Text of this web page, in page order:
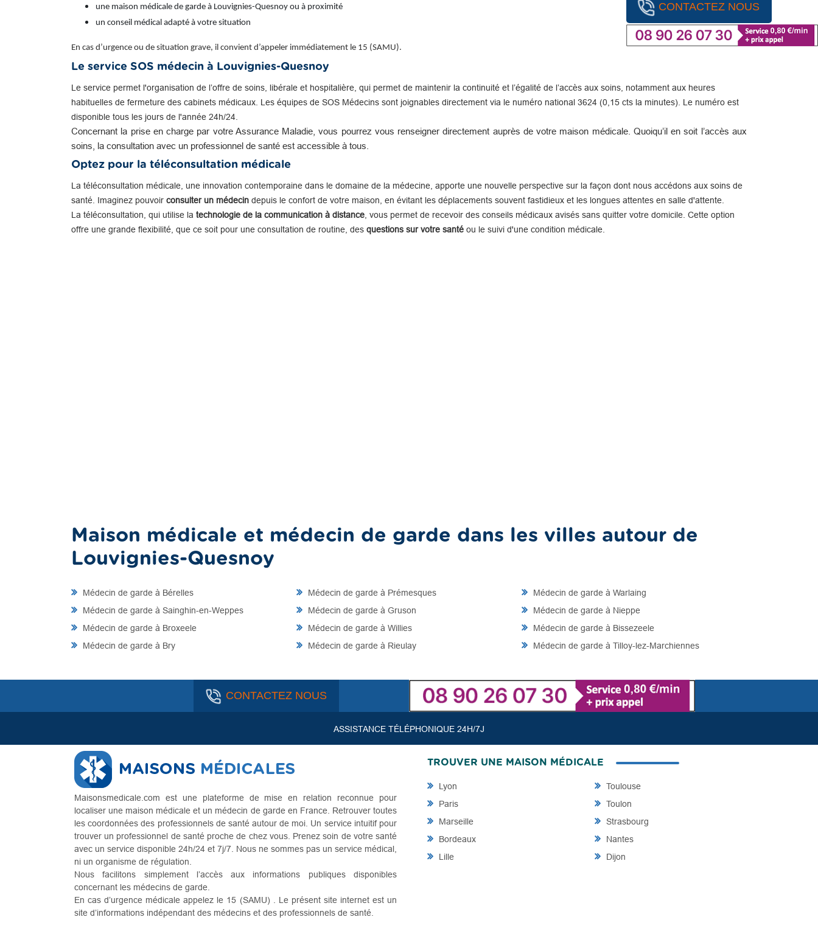
CONTACTEZ NOUS
une maison médicale de garde à Louvignies-Quesnoy ou à proximité
un conseil médical adapté à votre situation
En cas d’urgence ou de situation grave, il convient d’appeler immédiatement le 15 (SAMU).
Le service SOS médecin à Louvignies-Quesnoy
Le service permet l'organisation de l’offre de soins, libérale et hospitalière, qui permet de maintenir la continuité et l’égalité de l’accès aux soins, notamment aux heures
habituelles de fermeture des cabinets médicaux. Les équipes de SOS Médecins sont joignables directement via le numéro national 3624 (0,15 cts la minutes). Le numéro est
disponible tous les jours de l'année 24h/24.
Concernant la prise en charge par votre Assurance Maladie, vous pourrez vous renseigner directement auprès de votre maison médicale. Quoiqu’il en soit l’accès aux
soins, la consultation avec un professionnel de santé est accessible à tous.
Optez pour la téléconsultation médicale
La téléconsultation médicale, une innovation contemporaine dans le domaine de la médecine, apporte une nouvelle perspective sur la façon dont nous accédons aux soins de
santé. Imaginez pouvoir consulter un médecin depuis le confort de votre maison, en évitant les déplacements souvent fastidieux et les longues attentes en salle d'attente.
La téléconsultation, qui utilise la technologie de la communication à distance , vous permet de recevoir des conseils médicaux avisés sans quitter votre domicile. Cette option
offre une grande flexibilité, que ce soit pour une consultation de routine, des questions sur votre santé ou le suivi d'une condition médicale.
Maison médicale et médecin de garde dans les villes autour de
Louvignies-Quesnoy
Médecin de garde à Bérelles
Médecin de garde à Sainghin-en-Weppes
Médecin de garde à Broxeele
Médecin de garde à Bry
Médecin de garde à Prémesques
Médecin de garde à Gruson
Médecin de garde à Willies
Médecin de garde à Rieulay
Médecin de garde à Warlaing
Médecin de garde à Nieppe
Médecin de garde à Bissezeele
Médecin de garde à Tilloy-lez-Marchiennes
CONTACTEZ NOUS
ASSISTANCE TÉLÉPHONIQUE 24H/7J
Maisonsmedicale.com est une plateforme de mise en relation reconnue pour
localiser une maison médicale et un médecin de garde en France. Retrouver toutes
les coordonnées des professionnels de santé autour de moi. Un service intuitif pour
trouver un professionnel de santé proche de chez vous. Prenez soin de votre santé
avec un service disponible 24h/24 et 7j/7. Nous ne sommes pas un service médical,
ni un organisme de régulation.
Nous facilitons simplement l’accès aux informations publiques disponibles
concernant les médecins de garde.
En cas d’urgence médicale appelez le 15 (SAMU) . Le présent site internet est un
site d’informations indépendant des médecins et des professionnels de santé.
TROUVER UNE MAISON MÉDICALE
Lyon
Paris
Marseille
Bordeaux
Lille
Toulouse
Toulon
Strasbourg
Nantes
Dijon